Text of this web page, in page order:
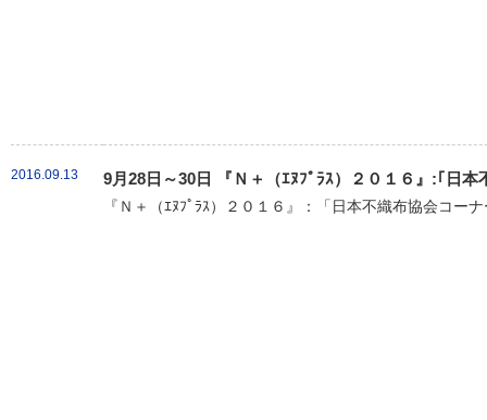
2016.09.13 9月28日～30日 『Ｎ＋（ｴﾇﾌﾟﾗｽ）２０１６』:｢日
『Ｎ＋（ｴﾇﾌﾟﾗｽ）２０１６』：「日本不織布協会コー